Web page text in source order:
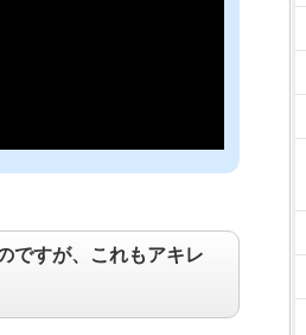
ですが、これもアキレ